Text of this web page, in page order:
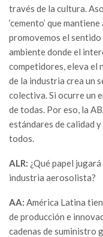
través de la cultura.
‘cemento’ que
promovemos el sentido
ambiente donde el
competidores, eleva el
de la industria crea un
colectiva. Si ocurre un
de todas. Por eso, la
estándares de calidad
todos.
ALR: ¿Qué papel
industria aerosolista?
AA: América Latina
de producción e
cadenas de suministro